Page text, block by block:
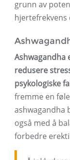
grunn av
hjertefrekvens
Ashwagandha
redusere
psykologiske
fremme en
ashwagandha
også med å
forbedre